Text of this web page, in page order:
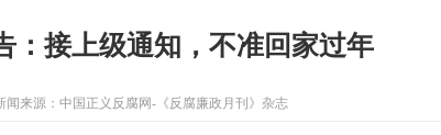
：接上级通知，不准回家过年
闻来源： 中国正义反腐网-《反腐廉政月刊》杂志